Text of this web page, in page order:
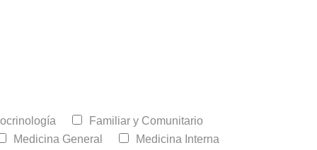
Familiar y Comunitario
Medicina General
Medicina Interna